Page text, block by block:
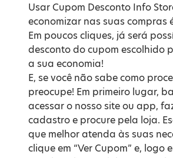
Usar Cupom Desconto Info
economizar nas suas compras
Em poucos cliques, já será
desconto do cupom escolhido
a sua economia!
E, se você não sabe como
preocupe! Em primeiro lugar,
acessar o nosso site ou app,
cadastro e procure pela loja.
que melhor atenda às suas
clique em “Ver Cupom” e, logo